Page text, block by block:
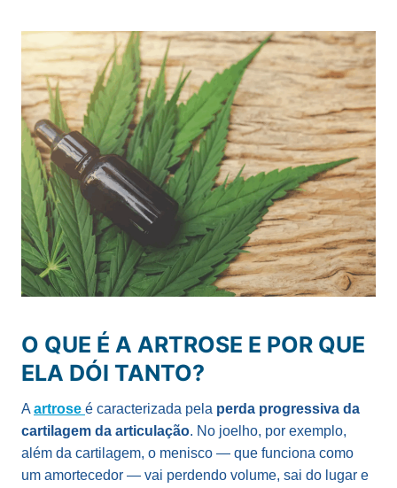
O QUE É A ARTROSE E POR QUE
ELA DÓI TANTO?
A artrose é caracterizada pela perda progressiva da
cartilagem da articulação. No joelho, por exemplo,
além da cartilagem, o menisco — que funciona como
um amortecedor — vai perdendo volume, sai do lugar e